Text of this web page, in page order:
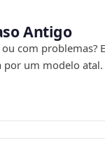
Antigo
ou com problemas?
por um modelo atal.